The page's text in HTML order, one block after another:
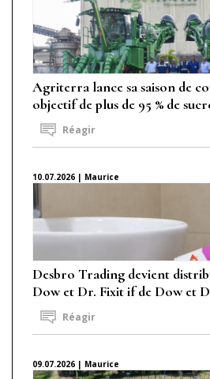
Agriterra lance sa saison de
objectif de plus de 95 % de
Réagir
10.07.2026 | Maurice
Desbro Trading devient
Dow et Dr. Fixit if de Dow et
Réagir
09.07.2026 | Maurice